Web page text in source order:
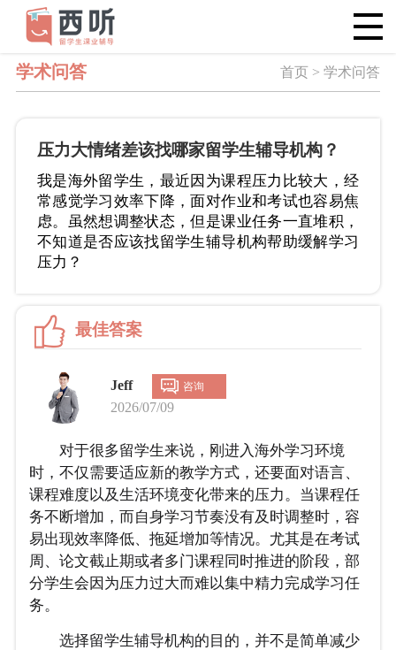
学术问答 首页 > 学术问答
压力大情绪差该找哪家留学生辅导机构？
我是海外留学生，最近因为课程压力比较大，经
常感觉学习效率下降，面对作业和考试也容易焦
虑。虽然想调整状态，但是课业任务一直堆积，
不知道是否应该找留学生辅导机构帮助缓解学习
压力？
最佳答案
Jeff 咨询
2026/07/09
对于很多留学生来说，刚进入海外学习环境
时，不仅需要适应新的教学方式，还要面对语言、
课程难度以及生活环境变化带来的压力。当课程任
务不断增加，而自身学习节奏没有及时调整时，容
易出现效率降低、拖延增加等情况。尤其是在考试
周、论文截止期或者多门课程同时推进的阶段，部
分学生会因为压力过大而难以集中精力完成学习任
务。
选择留学生辅导机构的目的，并不是简单减少